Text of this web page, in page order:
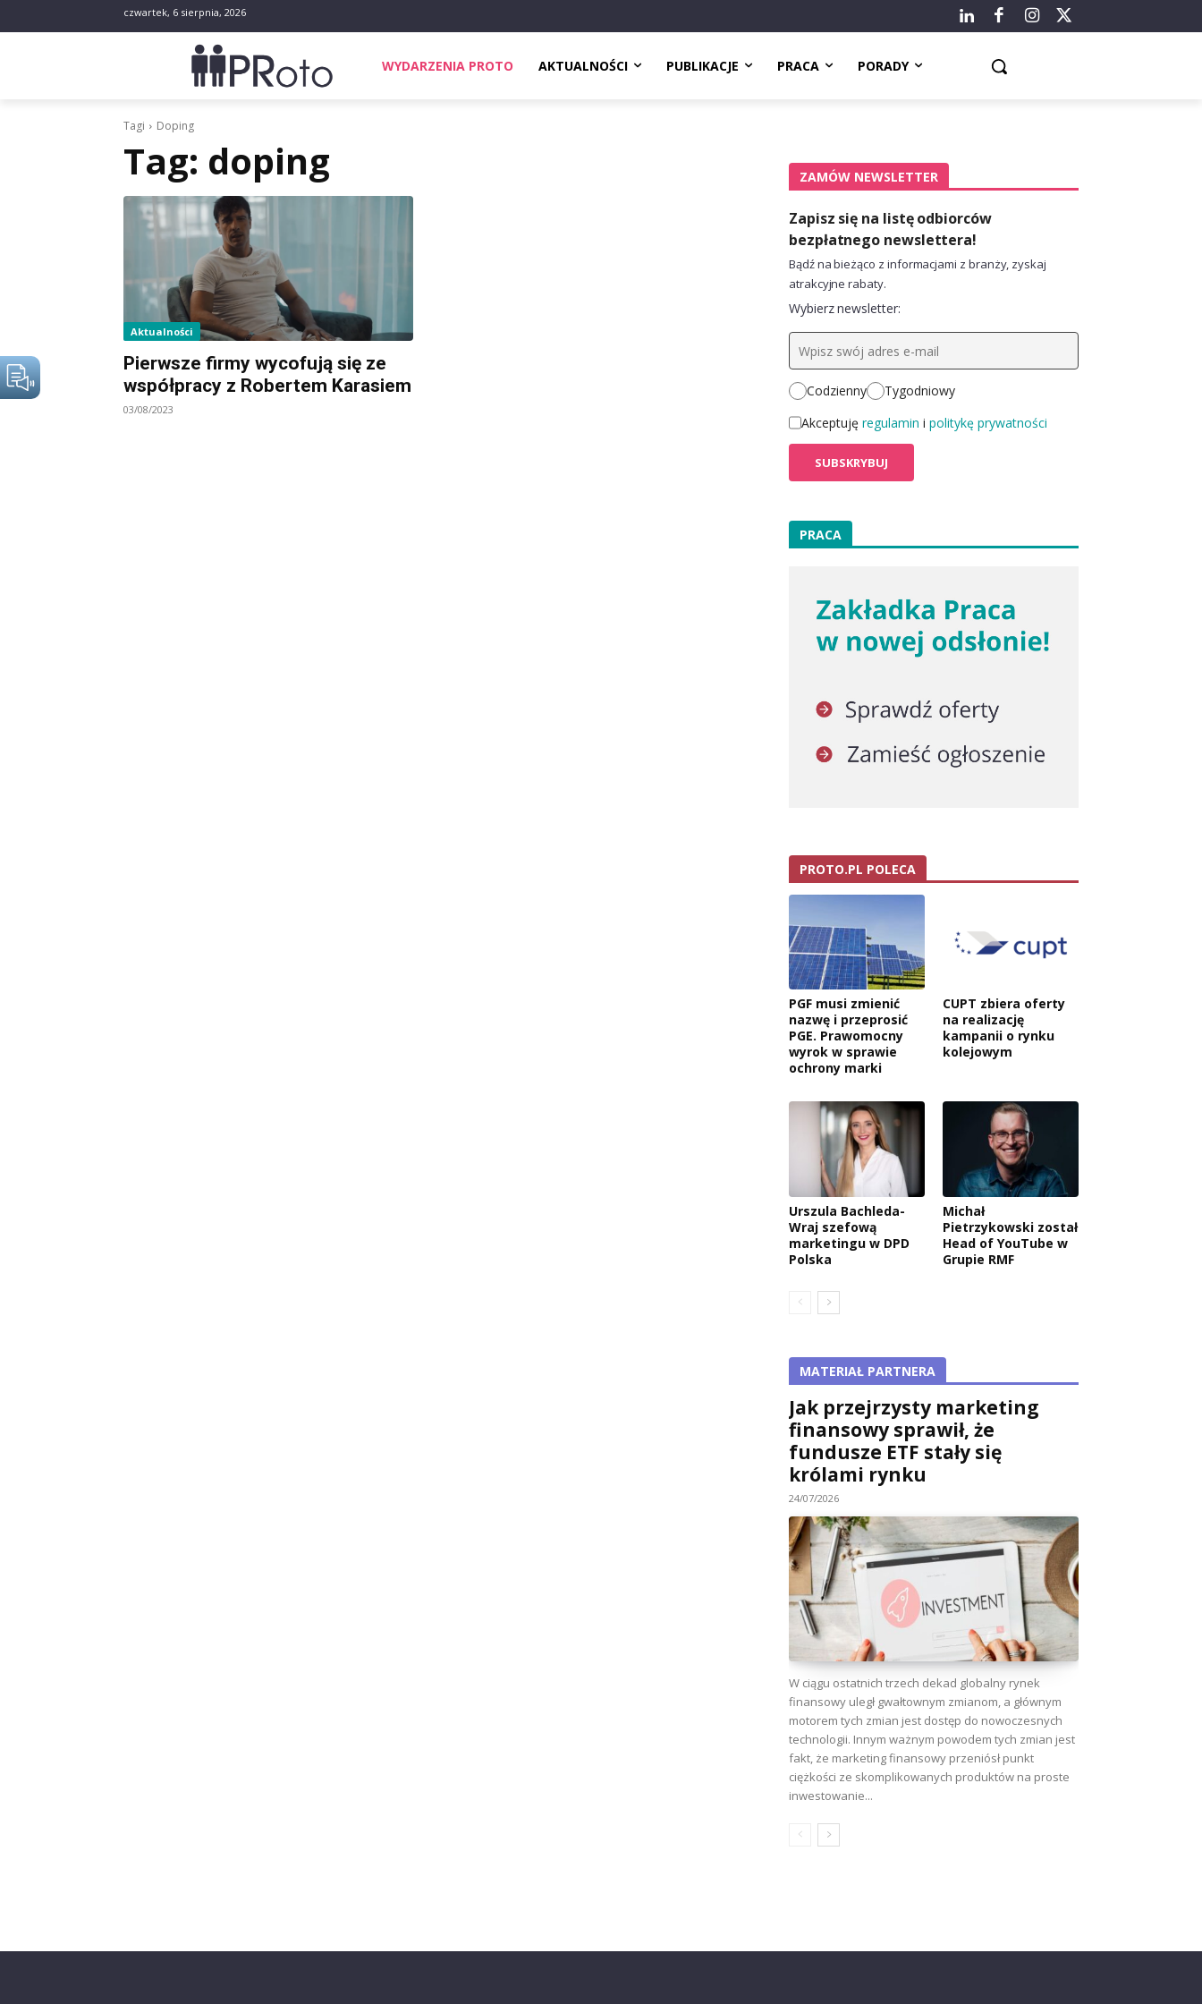
czwartek, 6 sierpnia, 2026
WYDARZENIA PROTO AKTUALNOŚCI PUBLIKACJE PRACA PORADY
Tagi Doping
Tag: doping
Aktualności
Pierwsze firmy wycofują się ze
współpracy z Robertem Karasiem
03/08/2023
ZAMÓW NEWSLETTER
Zapisz się na listę odbiorców
bezpłatnego newslettera!
Bądź na bieżąco z informacjami z branży, zyskaj
atrakcyjne rabaty.
Wybierz newsletter:
Codzienny
Tygodniowy
Akceptuję regulamin i politykę prywatności
PRACA
PROTO.PL POLECA
PGF musi zmienić
nazwę i przeprosić
PGE. Prawomocny
wyrok w sprawie
ochrony marki
CUPT zbiera oferty
na realizację
kampanii o rynku
kolejowym
Urszula Bachleda-
Wraj szefową
marketingu w DPD
Polska
Michał
Pietrzykowski został
Head of YouTube w
Grupie RMF
MATERIAŁ PARTNERA
Jak przejrzysty marketing
finansowy sprawił, że
fundusze ETF stały się
królami rynku
24/07/2026
W ciągu ostatnich trzech dekad globalny rynek
finansowy uległ gwałtownym zmianom, a głównym
motorem tych zmian jest dostęp do nowoczesnych
technologii. Innym ważnym powodem tych zmian jest
fakt, że marketing finansowy przeniósł punkt
ciężkości ze skomplikowanych produktów na proste
inwestowanie...